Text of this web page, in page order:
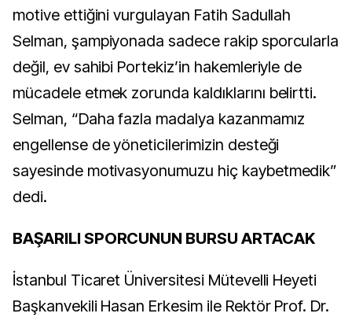
motive ettiğini vurgulayan Fatih Sadullah
Selman, şampiyonada sadece rakip sporcularla
değil, ev sahibi Portekiz’in hakemleriyle de
mücadele etmek zorunda kaldıklarını belirtti.
Selman, “Daha fazla madalya kazanmamız
engellense de yöneticilerimizin desteği
sayesinde motivasyonumuzu hiç kaybetmedik”
dedi.
BAŞARILI SPORCUNUN BURSU ARTACAK
İstanbul Ticaret Üniversitesi Mütevelli Heyeti
Başkanvekili Hasan Erkesim ile Rektör Prof. Dr.